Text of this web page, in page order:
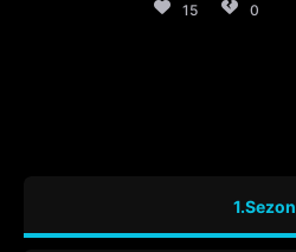
15 0
1.Sezon